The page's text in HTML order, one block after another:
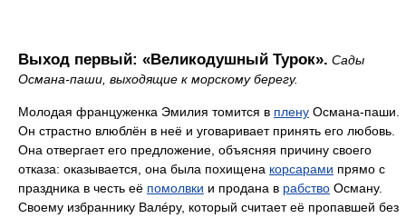
Выход первый: «Великодушный Турок». Сады
Османа-паши, выходящие к морскому берегу.
Молодая француженка Эмилия томится в плену Османа-паши.
Он страстно влюблён в неё и уговаривает принять его любовь.
Она отвергает его предложение, объясняя причину своего
отказа: оказывается, она была похищена корсарами прямо с
праздника в честь её помолвки и продана в рабство Осману.
Своему избраннику Валéру, который считает её пропавшей без